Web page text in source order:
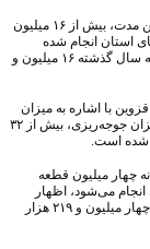
علی رمضانپور با اعلام این خبر، گفت: در این مدت، بیش از ۱۶ میلیون
استان انجام شده
است، در حالی که این میزان در مدت مشابه سال گذشته ۱۶ میلیون و
با اشاره به میزان
تولید گوشت مرغ در استان گفت: از این میزان جوجه‌ریزی، بیش از ۳۲
شده است.
چهار میلیون قطعه
می‌شود، اظهار
داشت: در تیرماه سال جاری، این میزان به چهار میلیون و ۲۱۹ هزار